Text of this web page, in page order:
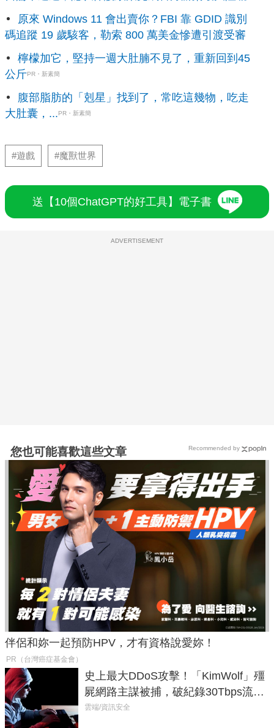
原來 Windows 11 會出賣你？FBI 靠 GDID 識別
碼追蹤 19 歲駭客，勒索 800 萬美金慘遭引渡受審
檸檬加它，堅持一週大肚腩不見了，重新回到45
公斤PR・新素簡
腹部脂肪的「剋星」找到了，常吃這幾物，吃走
大肚囊，... PR・新素簡
#遊戲 #魔獸世界
送【10個ChatGPT的好工具】電子書
ADVERTISEMENT
您也可能喜歡這些文章
伴侶和妳一起預防HPV，才有資格說愛妳！
PR（台灣癌症基金會）
史上最大DDoS攻擊！「KimWolf」殭
屍網路主謀被捕，破紀錄30Tbps流量
癱瘓全球！
雲端/資訊安全
Recommended by